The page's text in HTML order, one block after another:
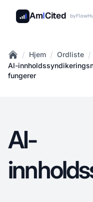
AmICited by
Home
/ Hjem / Ordliste /
AI-
fungerer
AI-